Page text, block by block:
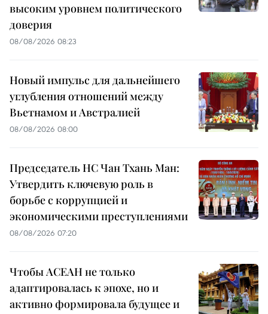
высоким уровнем политического
доверия
08/08/2026 08:23
Новый импульс для дальнейшего
углубления отношений между
Вьетнамом и Австралией
08/08/2026 08:00
Председатель НС Чан Тхань Ман:
Утвердить ключевую роль в
борьбе с коррупцией и
экономическими преступлениями
08/08/2026 07:20
Чтобы АСЕАН не только
адаптировалась к эпохе, но и
активно формировала будущее и